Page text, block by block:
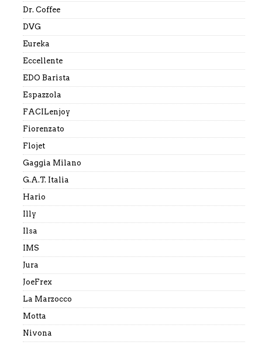
Dr. Coffee
DVG
Eureka
Eccellente
EDO Barista
Espazzola
FACILenjoy
Fiorenzato
Flojet
Gaggia Milano
G.A.T. Italia
Hario
Illy
Ilsa
IMS
Jura
JoeFrex
La Marzocco
Motta
Nivona